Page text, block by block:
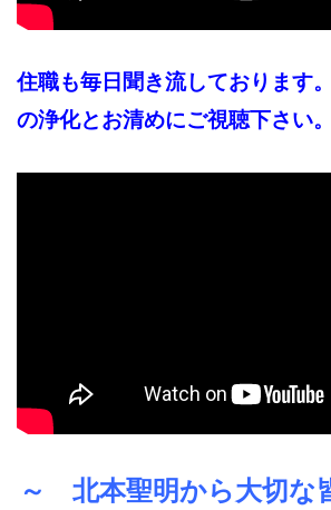
住職も毎日聞き流しております
の浄化とお清めにご視聴下さい。
～ 北本聖明から大切な